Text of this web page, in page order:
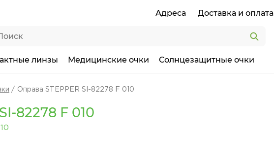
Адреса Доставка и оплата
линзы Медицинские очки Солнцезащитные очки
Оправа STEPPER SI-82278 F 010
82278 F 010